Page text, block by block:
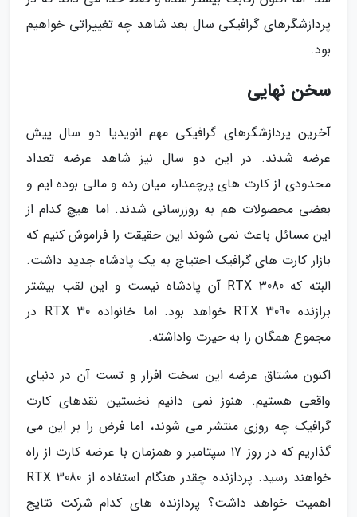
پردازشگرهای گرافیکی سال بعد شاهد چه تغییراتی خواهیم
بود.
سخن نهایی
آخرین پردازشگرهای گرافیکی مهم انویدیا دو سال پیش
عرضه شدند. در این دو سال نیز شاهد عرضه تعداد
محدودی از کارت های پرچمدار، میان رده و مالی بوده ایم و
بعضی محصولات هم به روزرسانی شدند. اما هیچ کدام از
این مسائل باعث نمی شوند این حقیقت را فراموش کنیم که
بازار کارت های گرافیک احتیاج به یک پادشاه جدید داشت.
البته که RTX 3080 آن پادشاه نیست و این لقب بیشتر
برازنده RTX 3090 خواهد بود. اما خانواده RTX 30 در
مجموع همگان را به حیرت واداشته.
اکنون مشتاق عرضه این سخت افزار و تست آن در دنیای
واقعی هستیم. هنوز نمی دانیم نخستین نقدهای کارت
گرافیک چه روزی منتشر می شوند، اما فرض را بر این می
گذاریم که در روز 17 سپتامبر و همزمان با عرضه کارت از راه
خواهند رسید. پردازنده چقدر هنگام استفاده از RTX 3080
اهمیت خواهد داشت؟ پردازنده های کدام شرکت نتایج